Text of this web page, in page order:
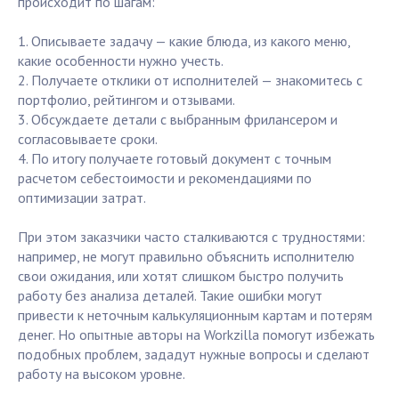
1. Описываете задачу — какие блюда, из какого меню,
какие особенности нужно учесть.
2. Получаете отклики от исполнителей — знакомитесь с
портфолио, рейтингом и отзывами.
3. Обсуждаете детали с выбранным фрилансером и
согласовываете сроки.
4. По итогу получаете готовый документ с точным
расчетом себестоимости и рекомендациями по
оптимизации затрат.
При этом заказчики часто сталкиваются с трудностями:
например, не могут правильно объяснить исполнителю
свои ожидания, или хотят слишком быстро получить
работу без анализа деталей. Такие ошибки могут
привести к неточным калькуляционным картам и потерям
денег. Но опытные авторы на Workzilla помогут избежать
подобных проблем, зададут нужные вопросы и сделают
работу на высоком уровне.